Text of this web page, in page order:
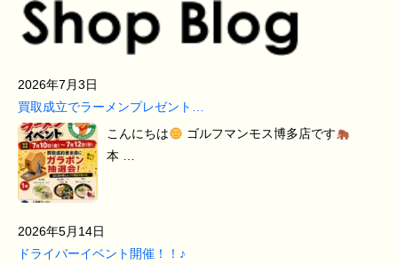
2026年7月3日
買取成立でラーメンプレゼント…
こんにちは
ゴルフマンモス博多店です
本 …
2026年5月14日
ドライバーイベント開催！！♪